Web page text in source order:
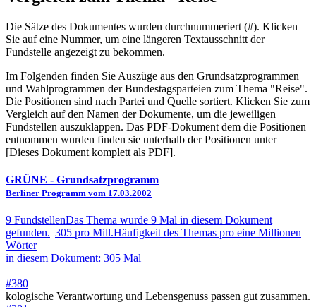
Die Sätze des Dokum­entes wurden durch­nummeriert (#). Klicken
Sie auf eine Nummer, um eine längeren Textausschnitt der
Fundstelle angezeigt zu bekommen.
Im Folgenden finden Sie Auszüge aus den Grundsatz­program­men
und Wahl­program­men der Bundes­tags­parteien zum Thema "Reise".
Die Posi­tionen sind nach Partei und Quelle sortiert. Klicken Sie zum
Vergleich auf den Namen der Dokumente, um die jeweiligen
Fundstellen aus­zu­klappen. Das PDF-Dokument dem die Posi­tionen
entnommen wurden finden sie unterhalb der Positionen unter
[Dieses Dokument komplett als PDF].
GRÜNE - Grundsatzprogramm
Berliner Programm vom 17.03.2002
9 FundstellenDas Thema wurde 9 Mal in diesem Dokument
gefunden.| 305 pro Mill.Häufigkeit des Themas pro eine Millionen
Wörter
in diesem Dokument: 305 Mal
#380
kologische Verantwortung und Lebensgenuss passen gut zusammen.